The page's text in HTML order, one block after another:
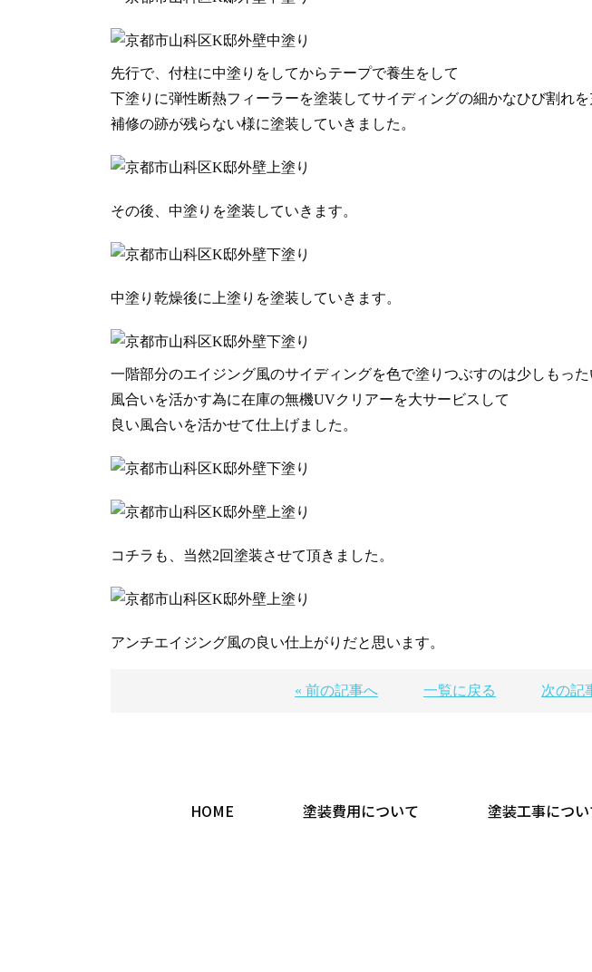
先行で、付柱に中塗りをしてからテープで養生をして
下塗りに弾性断熱フィーラーを塗装してサイディングの細かなひび割れ
補修の跡が残らない様に塗装していきました。
その後、中塗りを塗装していきます。
中塗り乾燥後に上塗りを塗装していきます。
一階部分のエイジング風のサイディングを色で塗りつぶすのは少しもっ
風合いを活かす為に在庫の無機UVクリアーを大サービスして
良い風合いを活かせて仕上げました。
コチラも、当然2回塗装させて頂きました。
アンチエイジング風の良い仕上がりだと思います。
« 前の記事へ 一覧に戻る 次の記
HOME 塗装費用について 塗装工事につ